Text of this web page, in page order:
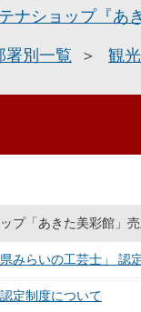
ナショップ『あ
署別一覧 観
プ「あきた美彩館」
みらいの工芸士」 認
定制度について